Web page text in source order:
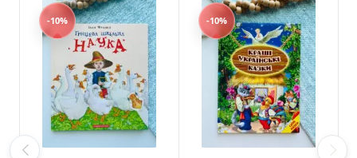
-10% -10%